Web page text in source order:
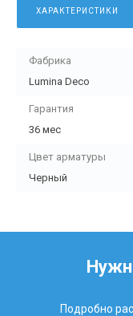
ХАРАКТЕРИСТИКИ
Фабрика
Lumina Deco
Гарантия
36 мес
Цвет арматуры
Черный
Подробно